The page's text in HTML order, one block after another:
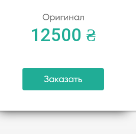
Оригинал
12500 ₴
Заказать